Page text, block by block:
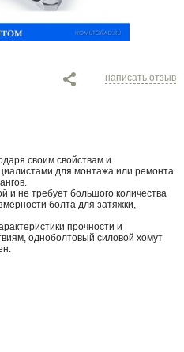
написать отзыв
своим свойствам и
для монтажа или ремонта
и не требует большого количества
болта для затяжки,
прочности и
одноболтовый силовой хомут